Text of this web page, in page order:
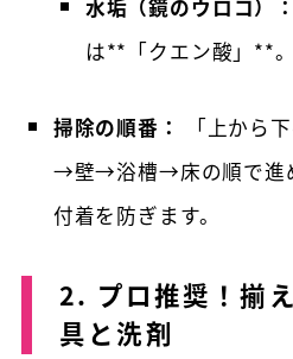
水垢（鏡のウロコ）：
は**「クエン酸」**。
掃除の順番：
「上から
→壁→浴槽→床の順で進
付着を防ぎます。
2. プロ推奨！揃
具と洗剤